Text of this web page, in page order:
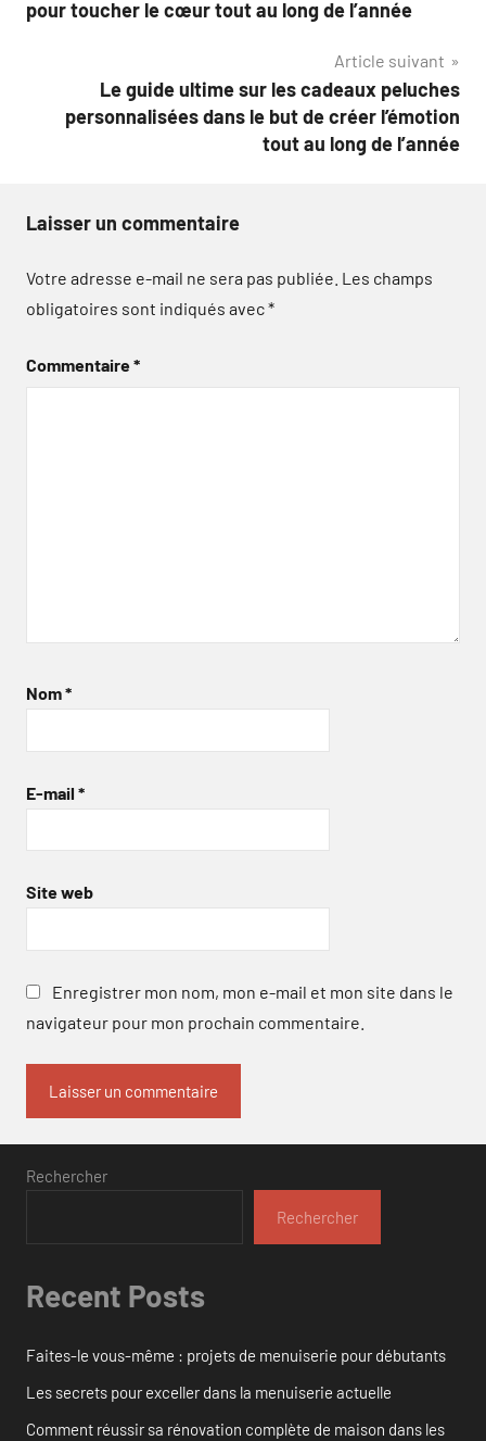
pour toucher le cœur tout au long de l’année
Article suivant
Le guide ultime sur les cadeaux peluches
personnalisées dans le but de créer l’émotion
tout au long de l’année
Laisser un commentaire
Votre adresse e-mail ne sera pas publiée. Les champs
obligatoires sont indiqués avec*
Commentaire*
Nom*
E-mail *
Site web
Enregistrer mon nom, mon e-mail et mon site dans le
navigateur pour mon prochain commentaire.
Rechercher
Rechercher
Recent Posts
Faites-le vous-même : projets de menuiserie pour débutants
Les secrets pour exceller dans la menuiserie actuelle
Comment réussir sa rénovation complète de maison dans les